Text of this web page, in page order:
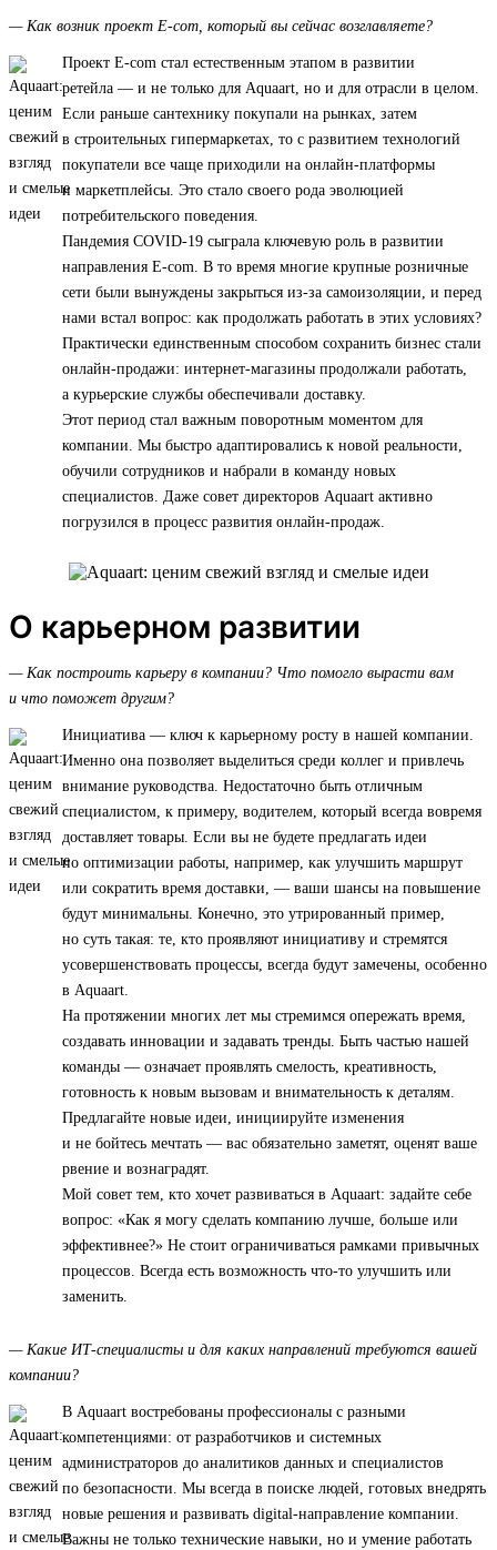
— Как возник проект E-com, который вы сейчас возглавляете?
Проект E-com стал естественным этапом в развитии
ретейла — и не только для Aquaart, но и для отрасли в целом.
Если раньше сантехнику покупали на рынках, затем
в строительных гипермаркетах, то с развитием технологий
покупатели все чаще приходили на онлайн-платформы
и маркетплейсы. Это стало своего рода эволюцией
потребительского поведения.
Пандемия COVID-19 сыграла ключевую роль в развитии
направления E-com. В то время многие крупные розничные
сети были вынуждены закрыться из-за самоизоляции, и перед
нами встал вопрос: как продолжать работать в этих условиях?
Практически единственным способом сохранить бизнес стали
онлайн-продажи: интернет-магазины продолжали работать,
а курьерские службы обеспечивали доставку.
Этот период стал важным поворотным моментом для
компании. Мы быстро адаптировались к новой реальности,
обучили сотрудников и набрали в команду новых
специалистов. Даже совет директоров Aquaart активно
погрузился в процесс развития онлайн-продаж.
О карьерном развитии
— Как построить карьеру в компании? Что помогло вырасти вам
и что поможет другим?
Инициатива — ключ к карьерному росту в нашей компании.
Именно она позволяет выделиться среди коллег и привлечь
внимание руководства. Недостаточно быть отличным
специалистом, к примеру, водителем, который всегда вовремя
доставляет товары. Если вы не будете предлагать идеи
по оптимизации работы, например, как улучшить маршрут
или сократить время доставки, — ваши шансы на повышение
будут минимальны. Конечно, это утрированный пример,
но суть такая: те, кто проявляют инициативу и стремятся
усовершенствовать процессы, всегда будут замечены, особенно
в Aquaart.
На протяжении многих лет мы стремимся опережать время,
создавать инновации и задавать тренды. Быть частью нашей
команды — означает проявлять смелость, креативность,
готовность к новым вызовам и внимательность к деталям.
Предлагайте новые идеи, инициируйте изменения
и не бойтесь мечтать — вас обязательно заметят, оценят ваше
рвение и вознаградят.
Мой совет тем, кто хочет развиваться в Aquaart: задайте себе
вопрос: «Как я могу сделать компанию лучше, больше или
эффективнее?» Не стоит ограничиваться рамками привычных
процессов. Всегда есть возможность что-то улучшить или
заменить.
— Какие ИТ-специалисты и для каких направлений требуются вашей
компании?
В Aquaart востребованы профессионалы с разными
компетенциями: от разработчиков и системных
администраторов до аналитиков данных и специалистов
по безопасности. Мы всегда в поиске людей, готовых внедрять
новые решения и развивать digital-направление компании.
Важны не только технические навыки, но и умение работать